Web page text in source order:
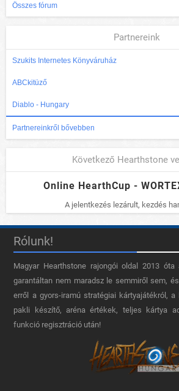
Összes fórum
Partnereink
Szukits Internetes Könyváruház
ABCkitüző
Diablo - Hungary
Partnereinkről bővebben
Következő Hearthstone
Online HearthCup -
A jelentkezés lezárult, kezdés
Rólunk!
Magyar Hearthstone​ rajongói oldal 2013 óta
garantáltan nem maradsz le semmiről sem,
erről a gyors-iramú stratégiai kártyajátékról, a
pakli készítő, aréna értékek, teljes kártya
funkció regisztráció után!